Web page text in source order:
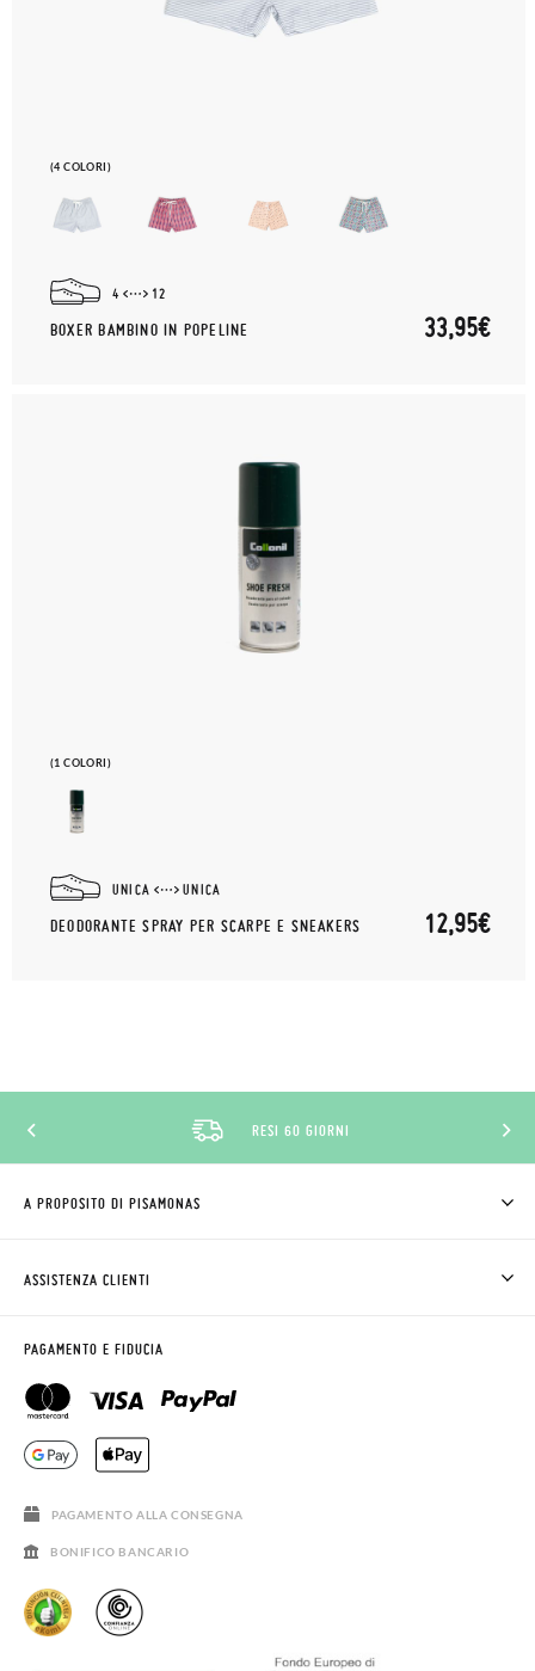
(4 COLORI)
4 12
BOXER BAMBINO IN POPELINE 33,95€
(1 COLORI)
UNICA UNICA
DEODORANTE SPRAY PER SCARPE E SNEAKERS 12,95€
RESI 60 GIORNI
A PROPOSITO DI PISAMONAS
CLUB PISAMONAS
BLOG & NEWS
AVVISO LEGALE, PRIVACY E COOKIES
GUIDA ALLE TAGLIE
ASSISTENZA CLIENTI
RICHIEDERE RESO
CONTATTO
ORARIO PISAMONAS
DOMANDE FREQUENTI
PAGAMENTO E FIDUCIA
PAGAMENTO ALLA CONSEGNA
BONIFICO BANCARIO